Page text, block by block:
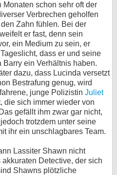
schon sehr oft der
Verbrechen geholfen
Zahn fühlen. Bei der
er fast, denn sein
ein Medium zu sein, er
dass er und seine
ein Verhältnis haben.
dazu, dass Lucinda versetzt
Bestrafung genug, wird
junge Polizistin Juliet
die sich immer wieder von
gefällt ihm zwar gar nicht,
trotzdem unter seine
ihr ein unschlagbares Team.
Lassiter Shawn nicht
Detective, der sich
Shawns plötzliche
X
Facebook
Einstellungen
Ansicht